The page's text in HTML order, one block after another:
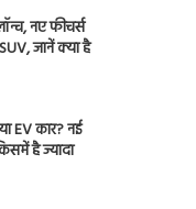
नए फीचर्स
जानें क्या है
EV कार? नई
है ज्यादा